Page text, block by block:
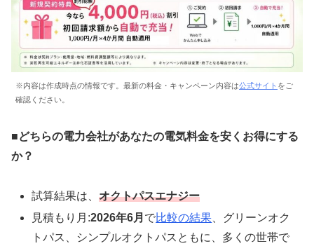
※内容は作成時点の情報です。最新の料金・キャンペーン内容は公式サイト をご
確認ください。
■どちらの電力会社があなたの電気料金を安くお得にする
か？
試算結果は、オクトパスエナジー
見積もり月:2026年6月 で比較の結果 、グリーンオク
トパス、シンプルオクトパスともに、多くの世帯で